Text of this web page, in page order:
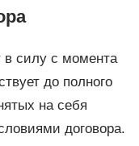
в силу с момента
до полного
на себя
договора.